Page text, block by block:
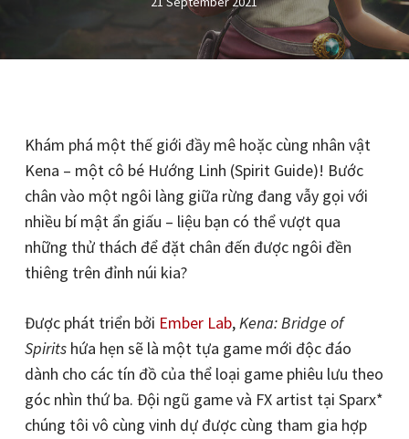
Khám phá một thế giới đầy mê hoặc cùng nhân vật
Kena – một cô bé Hướng Linh (Spirit Guide)! Bước
chân vào một ngôi làng giữa rừng đang vẫy gọi với
nhiều bí mật ẩn giấu – liệu bạn có thể vượt qua
những thử thách để đặt chân đến được ngôi đền
thiêng trên đỉnh núi kia?
Được phát triển bởi Ember Lab,Kena: Bridge of
Spiritshứa hẹn sẽ là một tựa game mới độc đáo
dành cho các tín đồ của thể loại game phiêu lưu theo
góc nhìn thứ ba. Đội ngũ game và FX artist tại Sparx*
chúng tôi vô cùng vinh dự được cùng tham gia hợp